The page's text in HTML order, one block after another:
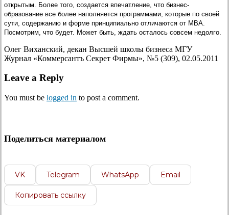
открытым. Более того, создается впечатление, что бизнес-
образование все более наполняется программами, которые по своей
сути, содержанию и форме принципиально отличаются от МВА.
Посмотрим, что будет. Может быть, ждать осталось совсем недолго.
Олег Виханский, декан Высшей школы бизнеса МГУ
Журнал «Коммерсантъ Секрет Фирмы», №5 (309), 02.05.2011
Leave a Reply
You must be logged in to post a comment.
Поделиться материалом
VK Telegram WhatsApp Email
Копировать ссылку